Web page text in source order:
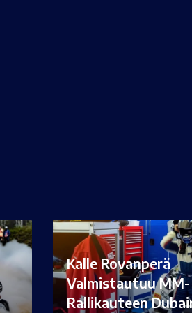
Kalle Rovanperä
Valmistautuu MM-
Rallikauteen